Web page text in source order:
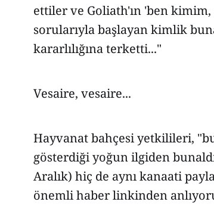
ettiler ve Goliath'ın 'ben
sorularıyla başlayan kimlik
kararlılığına terketti..."
Vesaire, vesaire...
Hayvanat bahçesi yetkilileri,
gösterdiği yoğun ilgiden
Aralık) hiç de aynı kanaati
önemli haber linkinden